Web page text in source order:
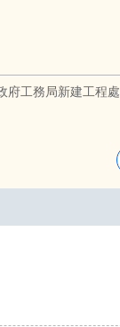
府工務局新建工程處